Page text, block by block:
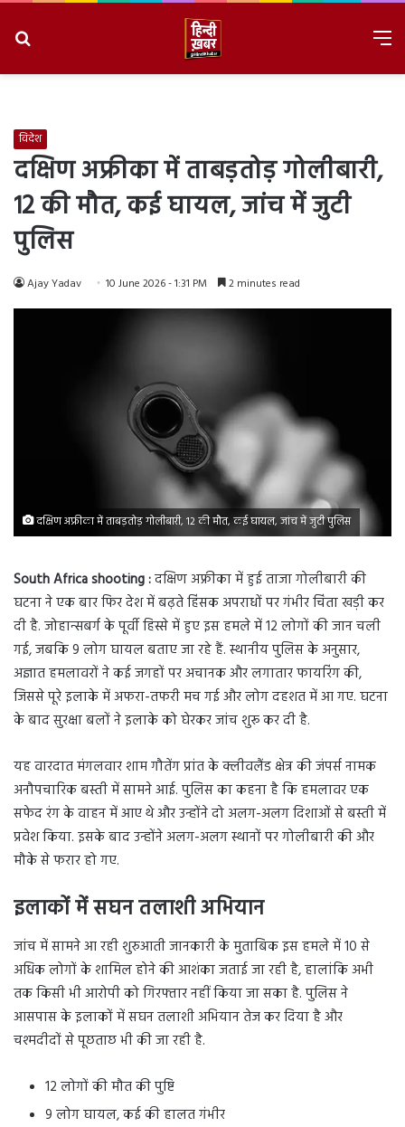
विदेश
दक्षिण अफ्रीका में ताबड़तोड़ गोलीबारी,
12 की मौत, कई घायल, जांच में जुटी
पुलिस
Ajay Yadav 10 June 2026 - 1:31 PM 2 minutes read
दक्षिण अफ्रीका में ताबड़तोड़ गोलीबारी, 12 की मौत, कई घायल, जांच में जुटी पुलिस
South Africa shooting :दक्षिण अफ्रीका में हुई ताजा गोलीबारी की
घटना ने एक बार फिर देश में बढ़ते हिंसक अपराधों पर गंभीर चिंता खड़ी कर
दी है. जोहान्सबर्ग के पूर्वी हिस्से में हुए इस हमले में 12 लोगों की जान चली
गई, जबकि 9 लोग घायल बताए जा रहे हैं. स्थानीय पुलिस के अनुसार,
अज्ञात हमलावरों ने कई जगहों पर अचानक और लगातार फायरिंग की,
जिससे पूरे इलाके में अफरा-तफरी मच गई और लोग दहशत में आ गए. घटना
के बाद सुरक्षा बलों ने इलाके को घेरकर जांच शुरू कर दी है.
यह वारदात मंगलवार शाम गौतेंग प्रांत के क्लीवलैंड क्षेत्र की जंपर्स नामक
अनौपचारिक बस्ती में सामने आई. पुलिस का कहना है कि हमलावर एक
सफेद रंग के वाहन में आए थे और उन्होंने दो अलग-अलग दिशाओं से बस्ती में
प्रवेश किया. इसके बाद उन्होंने अलग-अलग स्थानों पर गोलीबारी की और
मौके से फरार हो गए.
इलाकों में सघन तलाशी अभियान
जांच में सामने आ रही शुरुआती जानकारी के मुताबिक इस हमले में 10 से
अधिक लोगों के शामिल होने की आशंका जताई जा रही है, हालांकि अभी
तक किसी भी आरोपी को गिरफ्तार नहीं किया जा सका है. पुलिस ने
आसपास के इलाकों में सघन तलाशी अभियान तेज कर दिया है और
चश्मदीदों से पूछताछ भी की जा रही है.
12 लोगों की मौत की पुष्टि
9 लोग घायल, कई की हालत गंभीर